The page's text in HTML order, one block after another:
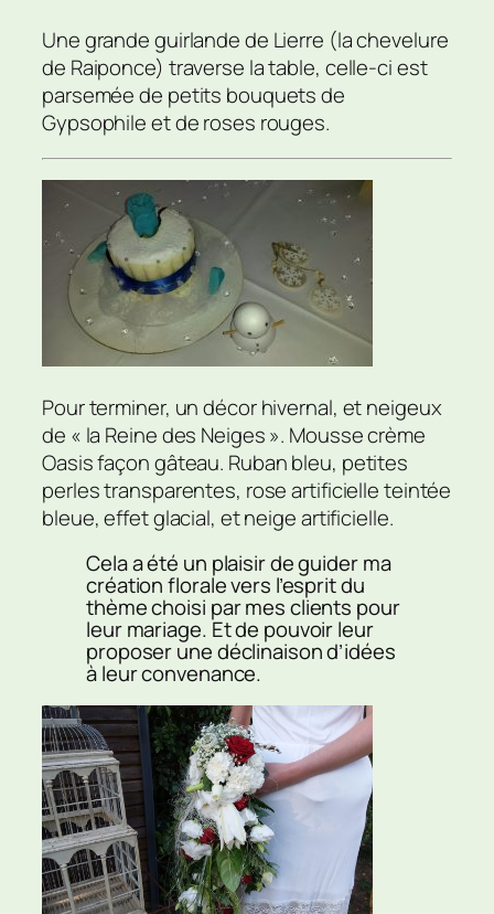
Une grande guirlande de Lierre (la chevelure
de Raiponce) traverse la table, celle-ci est
parsemée de petits bouquets de
Gypsophile et de roses rouges.
Pour terminer, un décor hivernal, et neigeux
de « la Reine des Neiges ». Mousse crème
Oasis façon gâteau. Ruban bleu, petites
perles transparentes, rose artificielle teintée
bleue, effet glacial, et neige artificielle.
Cela a été un plaisir de guider ma
création florale vers l’esprit du
thème choisi par mes clients pour
leur mariage. Et de pouvoir leur
proposer une déclinaison d’idées
à leur convenance.